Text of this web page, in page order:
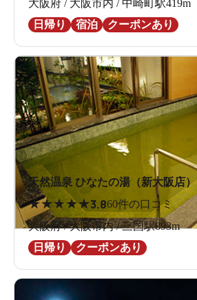
大阪府 / 大阪市内 / 中崎町駅419m
日帰り
宿泊 クーポンあり
天然温泉 ひなたの湯（新大阪店）
★★★★★3.860件の口コミ
大阪府 / 大阪市内 / 三国駅893m
日帰り
クーポンあり